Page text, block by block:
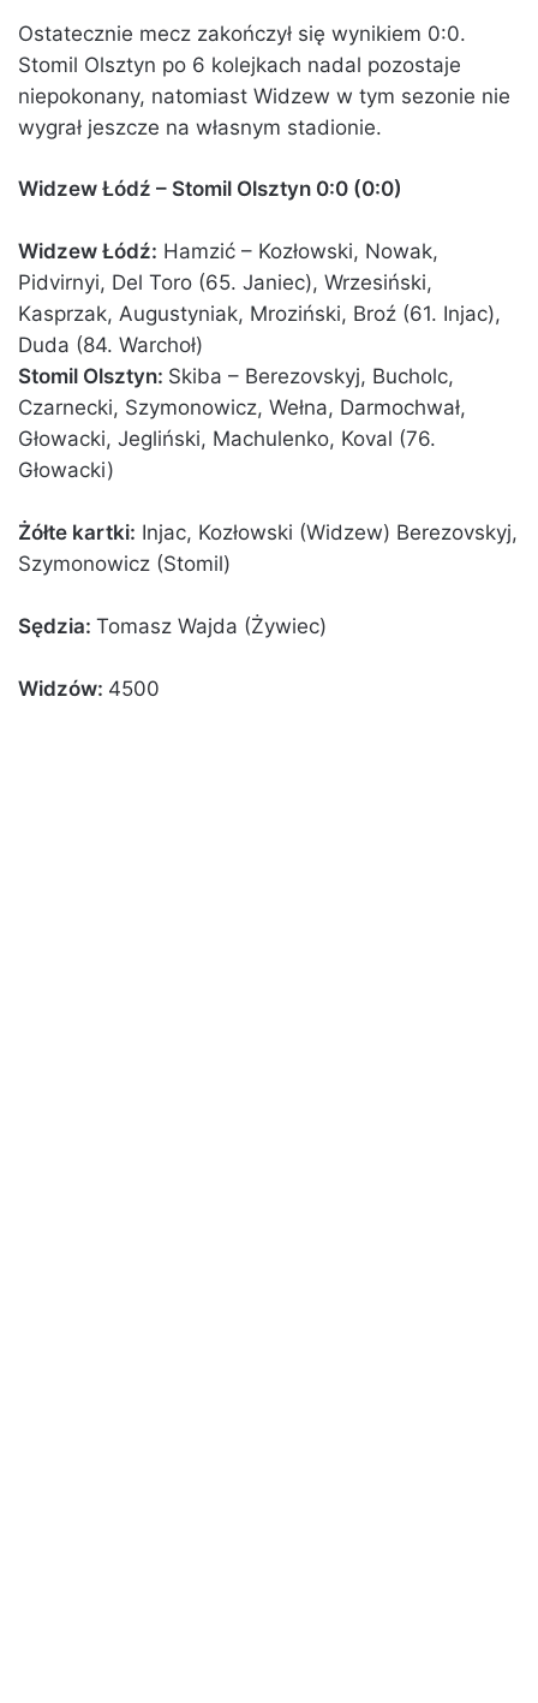
Ostatecznie mecz zakończył się wynikiem 0:0.
Stomil Olsztyn po 6 kolejkach nadal pozostaje
niepokonany, natomiast Widzew w tym sezonie nie
wygrał jeszcze na własnym stadionie.
Widzew Łódź – Stomil Olsztyn 0:0 (0:0)
Widzew Łódź: Hamzić – Kozłowski, Nowak,
Pidvirnyi, Del Toro (65. Janiec), Wrzesiński,
Kasprzak, Augustyniak, Mroziński, Broź (61. Injac),
Duda (84. Warchoł)
Stomil Olsztyn: Skiba – Berezovskyj, Bucholc,
Czarnecki, Szymonowicz, Wełna, Darmochwał,
Głowacki, Jegliński, Machulenko, Koval (76.
Głowacki)
Żółte kartki: Injac, Kozłowski (Widzew) Berezovskyj,
Szymonowicz (Stomil)
Sędzia: Tomasz Wajda (Żywiec)
Widzów: 4500